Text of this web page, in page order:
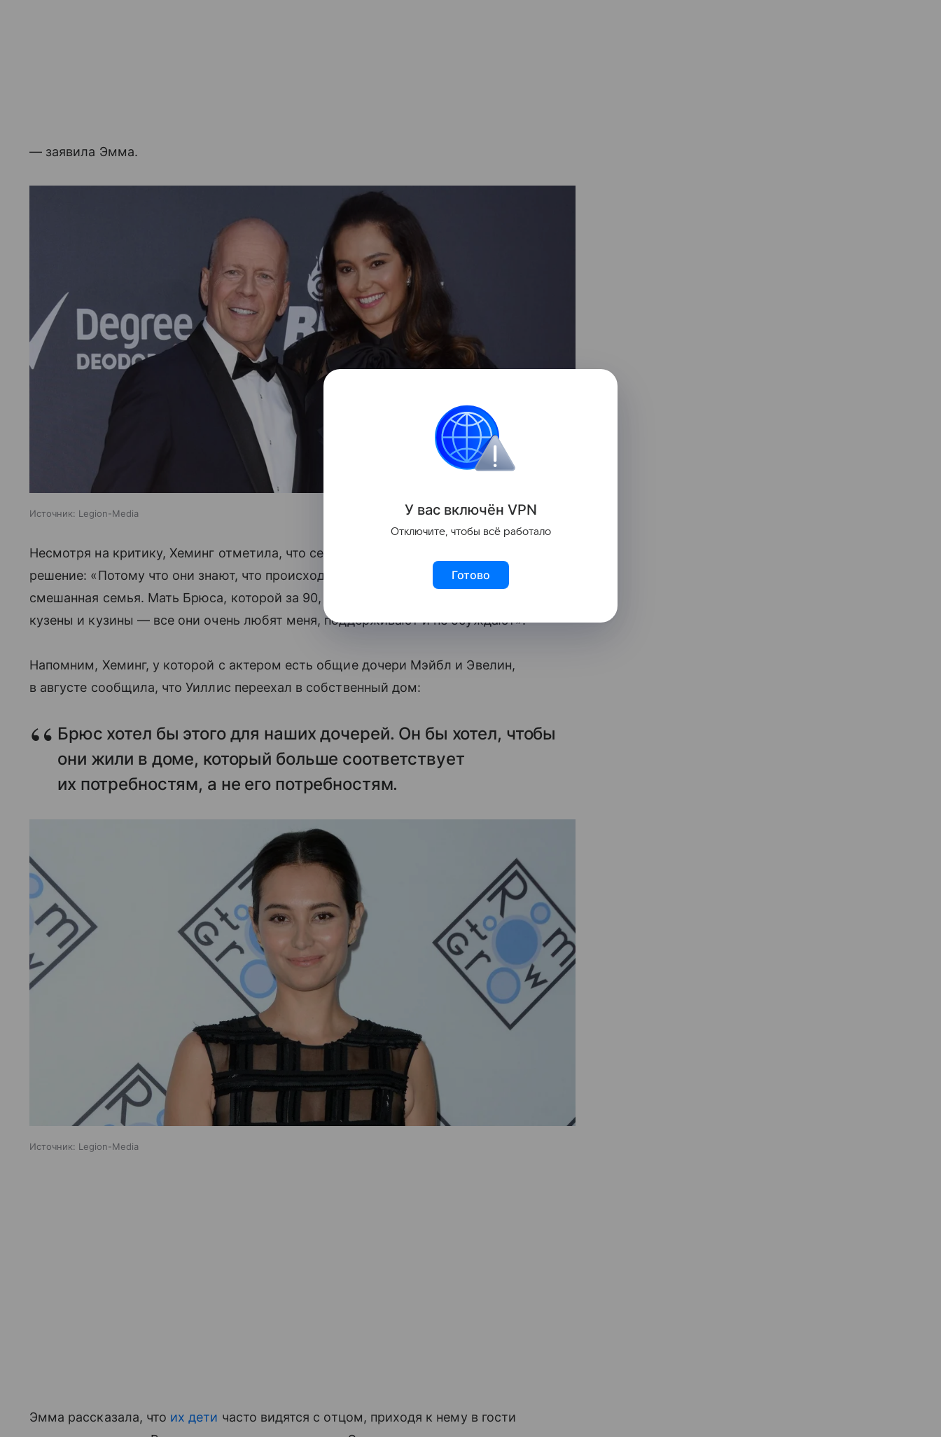
— заявила Эмма.
Источник: Legion-Media
Несмотря на критику, Хеминг отметила, что семья полностью поддерживает
решение: «Потому что они знают, что происходят, и они участливы. У нас прекрасная
смешанная семья. Мать Брюса, которой за 90, брат и сестра Брюса, а также его
кузены и кузины — все они очень любят меня, поддерживают и не осуждают».
Напомним, Хеминг, у которой с актером есть общие дочери Мэйбл и Эвелин,
в августе сообщила, что Уиллис переехал в собственный дом:
Брюс хотел бы этого для наших дочерей. Он бы хотел, чтобы
они жили в доме, который больше соответствует
их потребностям, а не его потребностям.
Источник: Legion-Media
Эмма рассказала, что их дети часто видятся с отцом, приходя к нему в гости
У вас включён VPN
Отключите, чтобы всё работало
Готово